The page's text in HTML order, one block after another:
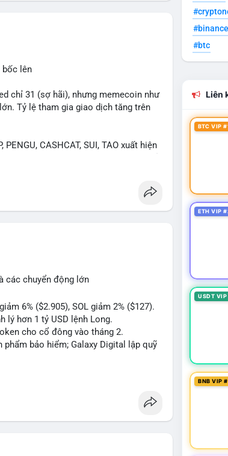
bốc lên
chỉ 31 (sợ hãi), nhưng memecoin như
Tỷ lệ tham gia giao dịch tăng trên
CASHCAT, SUI, TAO xuất hiện
về "long SAGA", "short SPCX", và "đã
Tin tức về BIP-110 Bitcoin và SKR
cực. Sợ hãi do chỉ số thấp nhưng
tạo áp lực lên giá. Rủi ro từ các đề
các chuyển động lớn
6% ($2.905), SOL giảm 2% ($127).
lý hơn 1 tỷ USD lệnh Long.
cho cổ đông vào tháng 2.
bảo hiểm; Galaxy Digital lập quỹ
Bồ Đào Nha chặn Polymarket.
#btc
Liên
BTC VIP
ETH VIP
USDT
BNB VIP